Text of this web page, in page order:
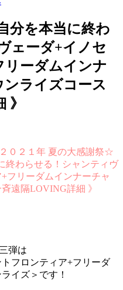
分を本当に終わ
ェーダ+イノセ
ーダムインナ
ライズコース
》
０２１年 夏の大感謝祭☆
終わらせる！シャンティヴ
フリーダムインナーチャ
遠隔LOVING詳細 》
弾は
フロンティア+フリーダ
イズ＞です！